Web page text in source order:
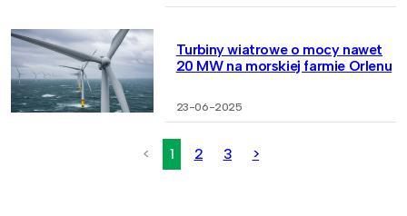
Turbiny wiatrowe o mocy nawet
20 MW na morskiej farmie Orlenu
23-06-2025
< 1 2 3 >